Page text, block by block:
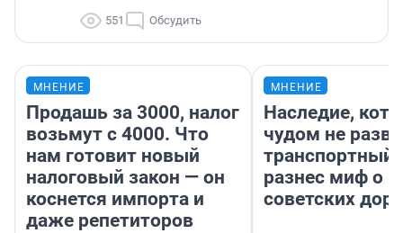
551 Обсудить
МНЕНИЕ
Продашь за 3000, налог
возьмут с 4000. Что
нам готовит новый
налоговый закон — он
коснется импорта и
даже репетиторов
МНЕНИЕ
Наследие,
чудом не
транспортный
разнес миф о
советских